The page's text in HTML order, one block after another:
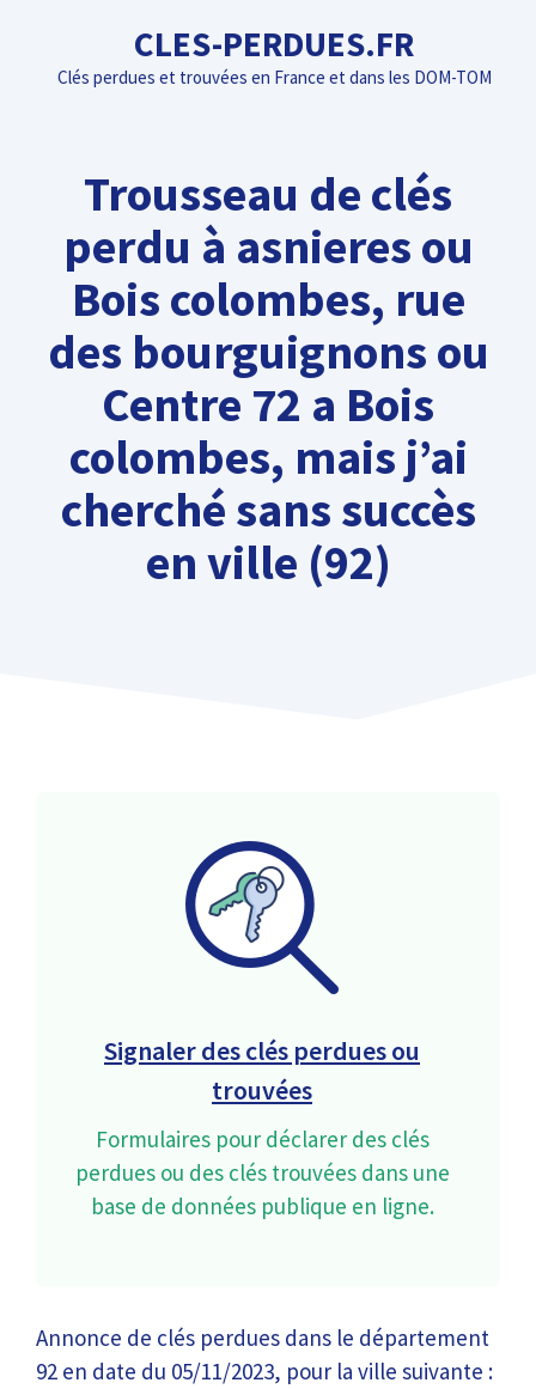
contenu
CLES-PERDUES.FR
Clés perdues et trouvées en France et dans les DOM-TOM
Trousseau de clés
perdu à asnieres ou
Bois colombes, rue
des bourguignons ou
Centre 72 a Bois
colombes, mais j’ai
cherché sans succès
en ville (92)
Signaler des clés perdues ou
trouvées
Formulaires pour déclarer des clés
perdues ou des clés trouvées dans une
base de données publique en ligne.
Annonce de clés perdues dans le département
92 en date du 05/11/2023, pour la ville suivante :